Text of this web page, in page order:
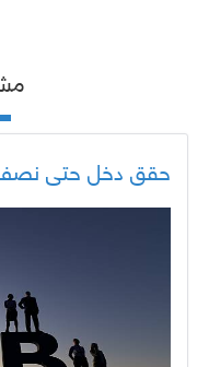
حقق دخل حتى نصف